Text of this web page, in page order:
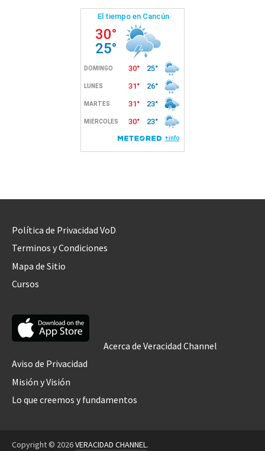
Política de Privacidad VoD
Terminos y Condiciones
Mapa de Sitio
Cursos
Acerca de Veracidad Channel
Aviso de Privacidad
Misión y Visión
Lo que creemos y fundamentos
Copyright © 2026VERACIDAD CHANNEL.